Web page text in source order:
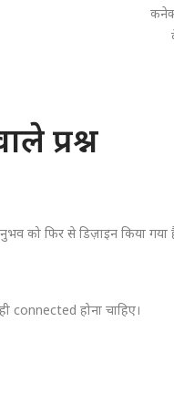
प्रश्न
को फिर से डिज़ाइन किया गया
होना चाहिए।